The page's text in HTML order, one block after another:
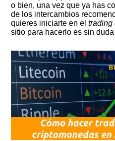
o bien, una vez que ya has
de los intercambios
quieres iniciarte en eltrading
sitio para hacerlo es sin duda